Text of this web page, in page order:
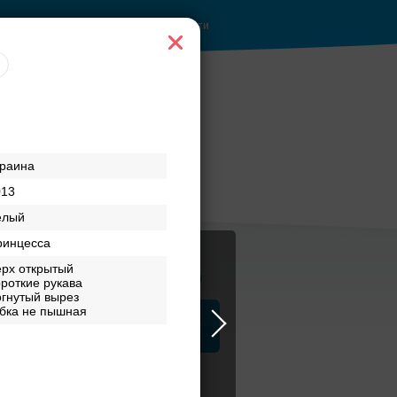
открытый
рукава
вырез
не пышная
Войти
Журнал